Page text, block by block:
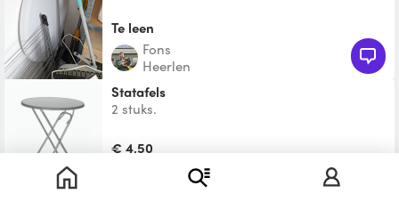
Te leen
Fons
Heerlen
Statafels
2 stuks.
€ 4,50